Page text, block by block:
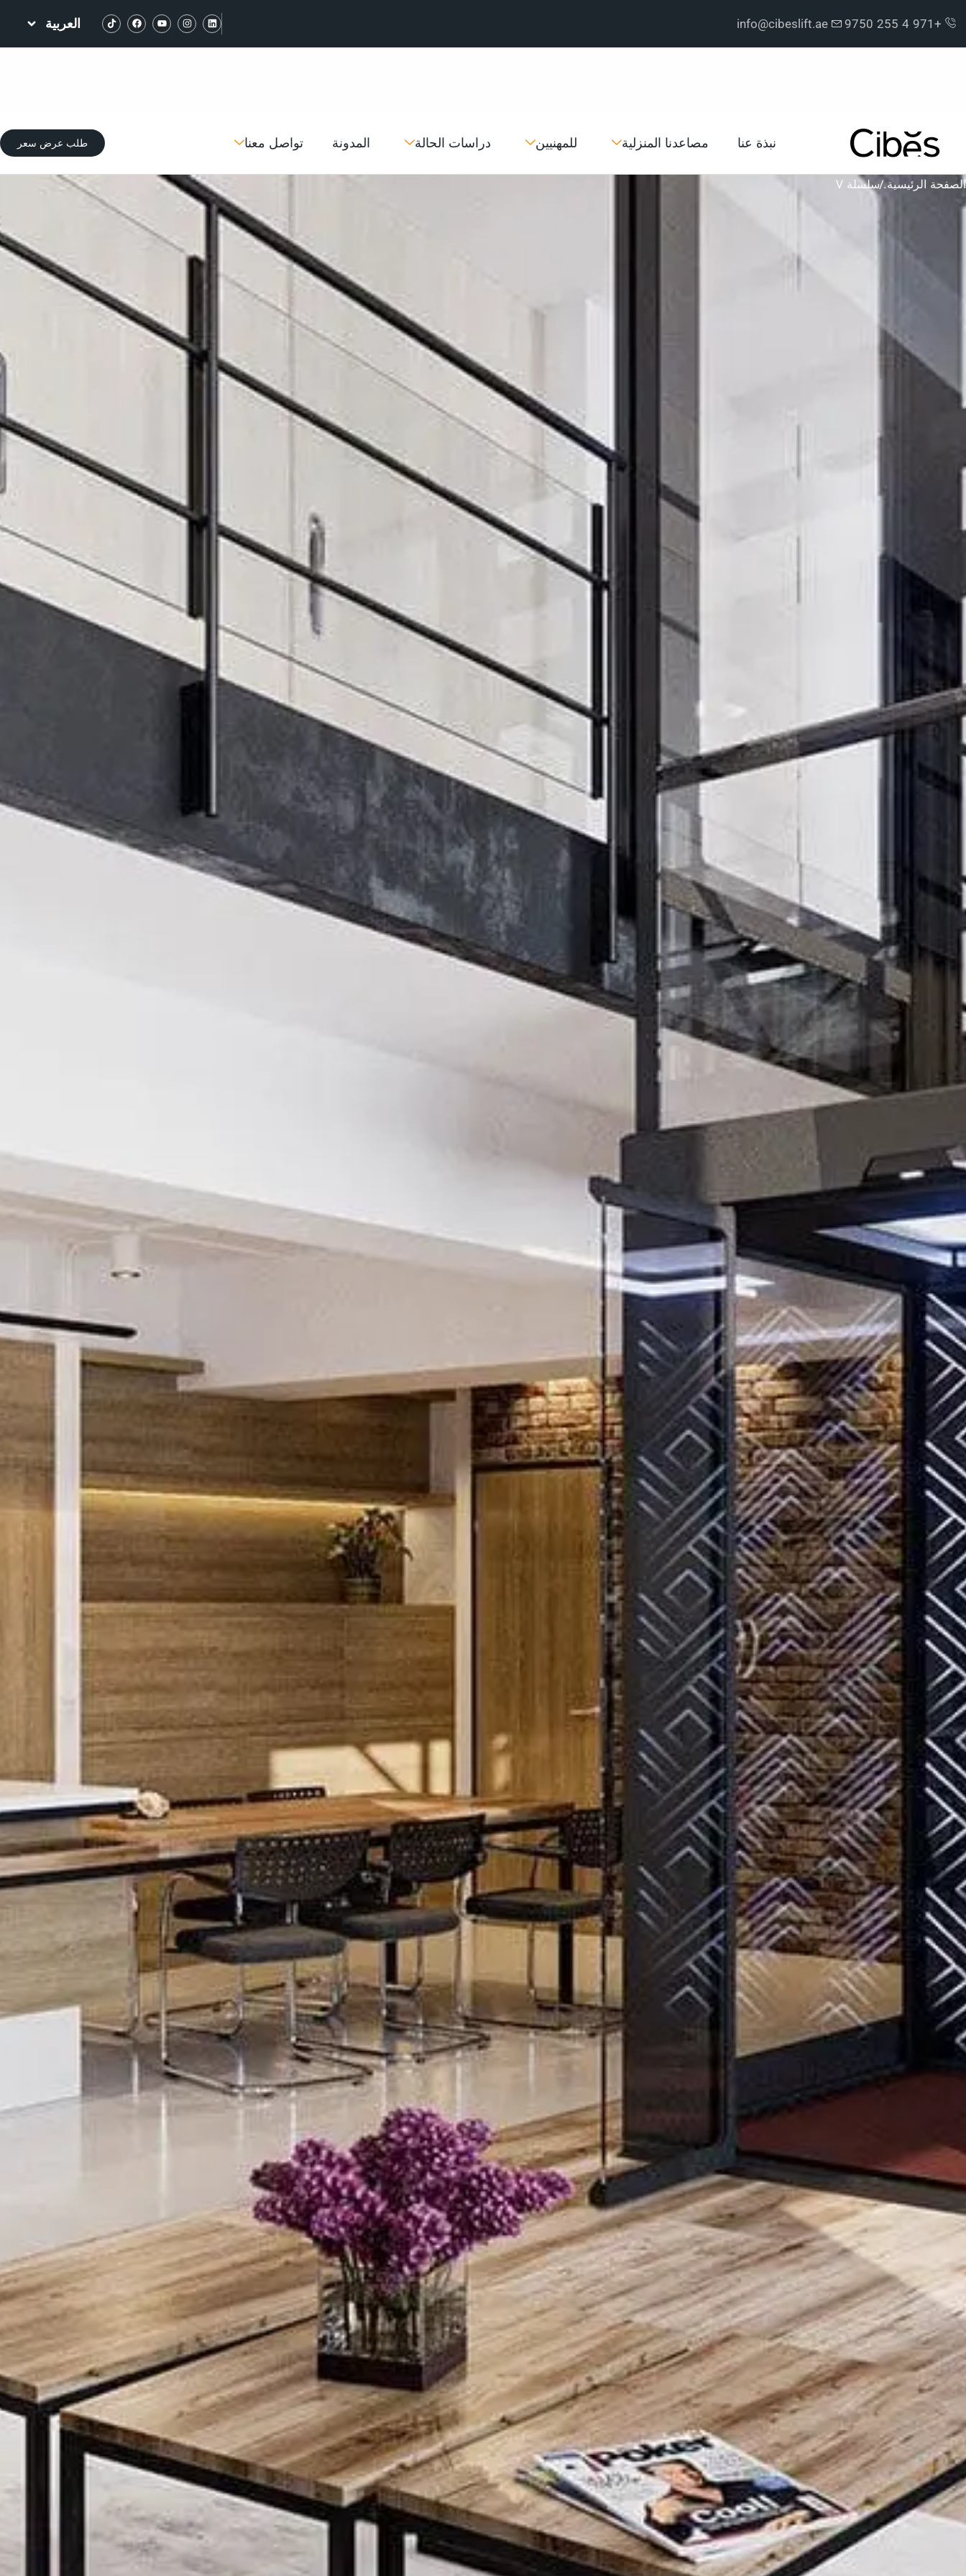
+971 4 255 9750
info@cibeslift.ae العربية
نبذة عنا مصاعدنا المنزلية للمهنيين دراسات الحالة المدونة تواصل معنا طلب عرض سعر
الصفحة الرئيسية./سلسلة V